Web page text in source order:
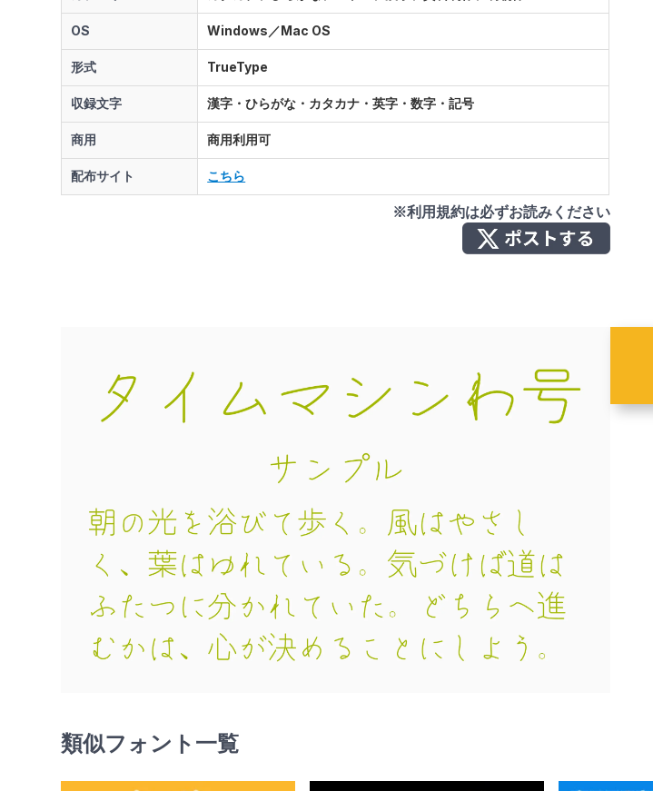
OS Windows／Mac OS
形式 TrueType
収録文字 漢字・ひらがな・カタカナ・英字・数字・記号
商用 商用利用可
配布サイト こちら
※利用規約は必ずお読みください
類似フォント一覧